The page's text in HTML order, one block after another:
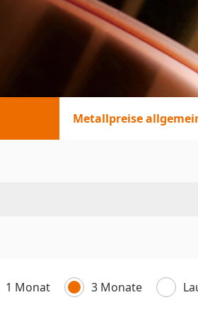
Metallpreise
1 Monat 3 Monate